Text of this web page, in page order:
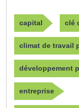
capital clé
climat de travail
développement
entreprise